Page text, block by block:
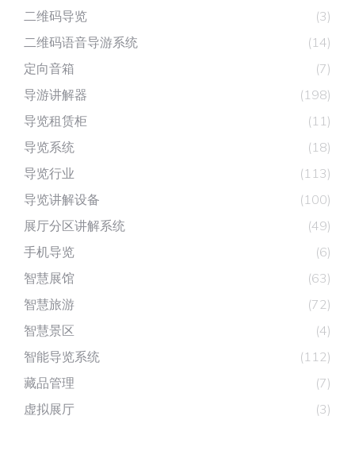
二维码导览
(3)
二维码语音导游系统
(14)
定向音箱
(7)
导游讲解器
(198)
导览租赁柜
(11)
导览系统
(18)
导览行业
(113)
导览讲解设备
(100)
展厅分区讲解系统
(49)
手机导览
(6)
智慧展馆
(63)
智慧旅游
(72)
智慧景区
(4)
智能导览系统
(112)
藏品管理
(7)
虚拟展厅
(3)